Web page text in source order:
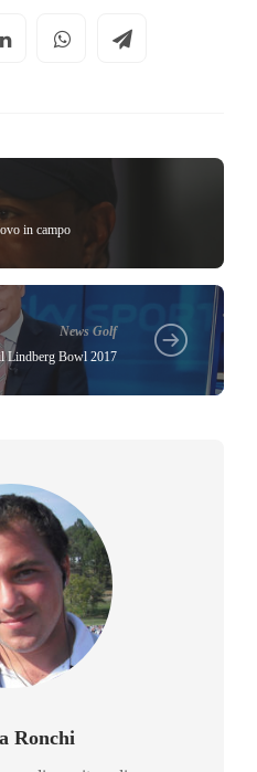
in campo
News Golf
Lindberg Bowl 2017
Ronchi